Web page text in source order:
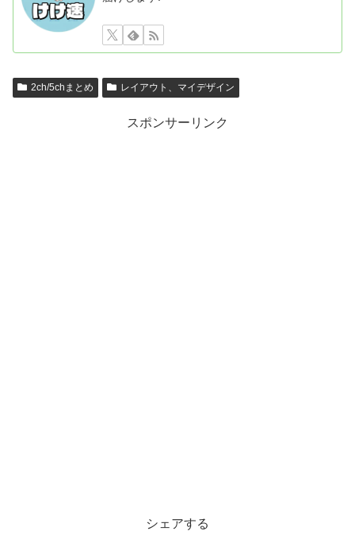
2ch/5chまとめ レイアウト、マイデザイン
スポンサーリンク
シェアする